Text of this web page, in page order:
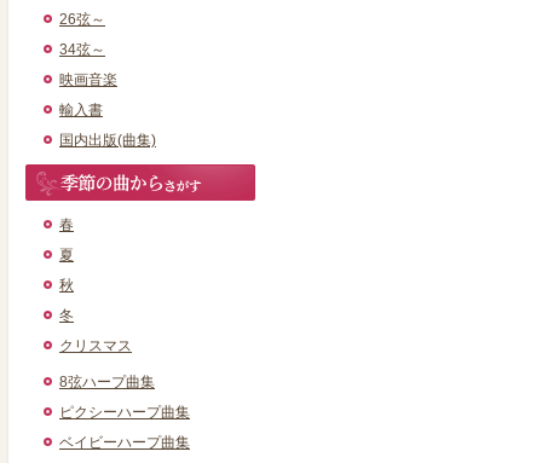
26弦～
34弦～
映画音楽
輸入書
国内出版(曲集)
春
夏
秋
冬
クリスマス
8弦ハープ曲集
ピクシーハープ曲集
ベイビーハープ曲集